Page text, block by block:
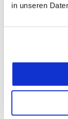
in unseren